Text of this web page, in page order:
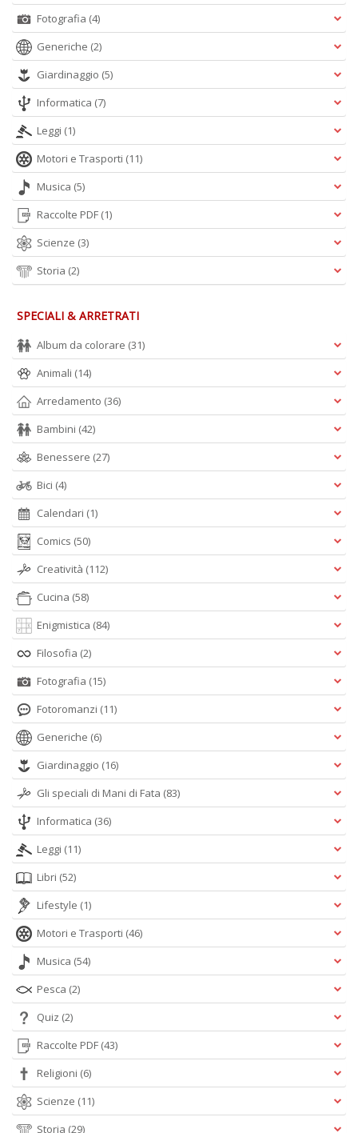
Fotografia (4)
Generiche (2)
Giardinaggio (5)
Informatica (7)
Leggi (1)
Motori e Trasporti (11)
Musica (5)
Raccolte PDF (1)
Scienze (3)
Storia (2)
SPECIALI & ARRETRATI
Album da colorare (31)
Animali (14)
Arredamento (36)
Bambini (42)
Benessere (27)
Bici (4)
Calendari (1)
Comics (50)
Creatività (112)
Cucina (58)
Enigmistica (84)
Filosofia (2)
Fotografia (15)
Fotoromanzi (11)
Generiche (6)
Giardinaggio (16)
Gli speciali di Mani di Fata (83)
Informatica (36)
Leggi (11)
Libri (52)
Lifestyle (1)
Motori e Trasporti (46)
Musica (54)
Pesca (2)
Quiz (2)
Raccolte PDF (43)
Religioni (6)
Scienze (11)
Storia (29)